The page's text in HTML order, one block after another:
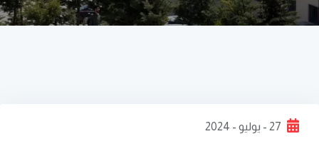
27 - يوليو - 2024